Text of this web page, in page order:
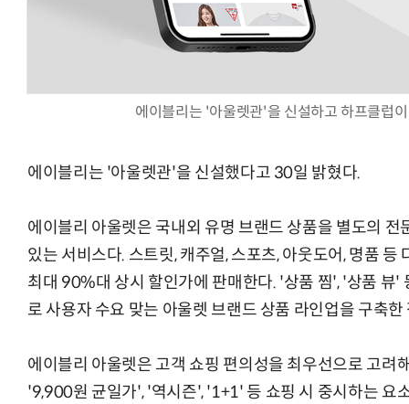
에이블리는 '아울렛관'을 신설하고 하프클럽
에이블리는 '아울렛관'을 신설했다고 30일 밝혔다.
에이블리 아울렛은 국내외 유명 브랜드 상품을 별도의
있는 서비스다. 스트릿, 캐주얼, 스포츠, 아웃도어, 명품
최대 90%대 상시 할인가에 판매한다. '상품 찜', '상품 뷰'
로 사용자 수요 맞는 아울렛 브랜드 상품 라인업을 구축한
에이블리 아울렛은 고객 쇼핑 편의성을 최우선으로 고려
'9,900원 균일가', '역시즌', '1+1' 등 쇼핑 시 중시하는 요
양자컴퓨팅 비즈니스·기술 입문 1-Day